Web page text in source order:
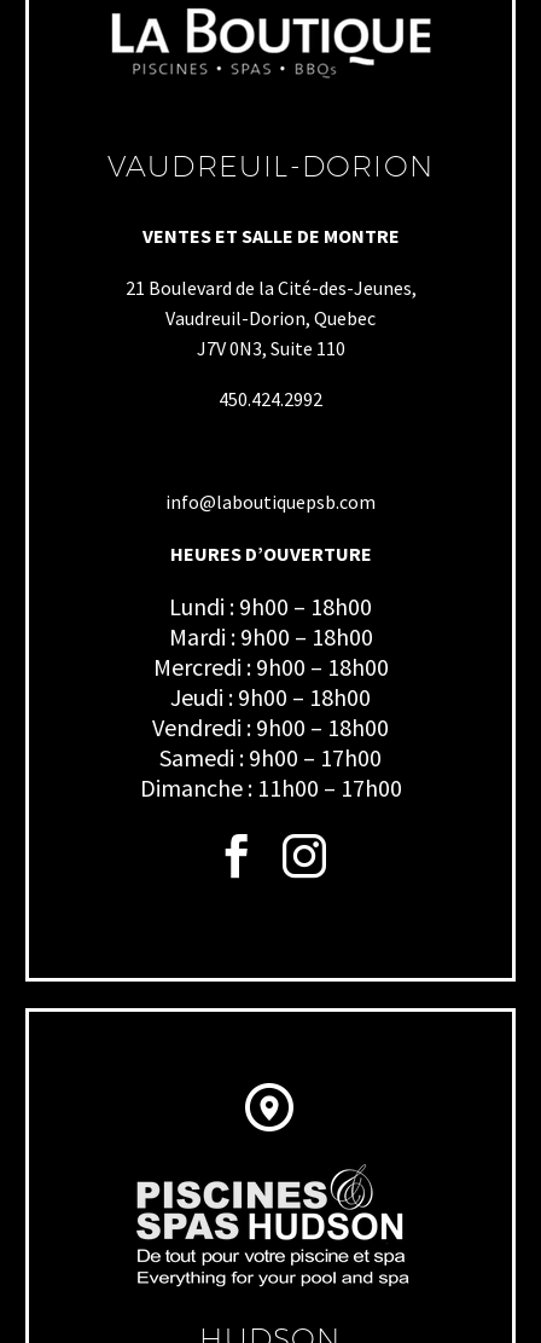
VAUDREUIL-DORION
VENTES ET SALLE DE MONTRE
21 Boulevard de la Cité-des-Jeunes,
Vaudreuil-Dorion, Quebec
J7V 0N3, Suite 110
450.424.2992
info@laboutiquepsb.com
HEURES D’OUVERTURE
Lundi : 9h00 – 18h00
Mardi : 9h00 – 18h00
Mercredi : 9h00 – 18h00
Jeudi : 9h00 – 18h00
Vendredi : 9h00 – 18h00
Samedi : 9h00 – 17h00
Dimanche : 11h00 – 17h00

